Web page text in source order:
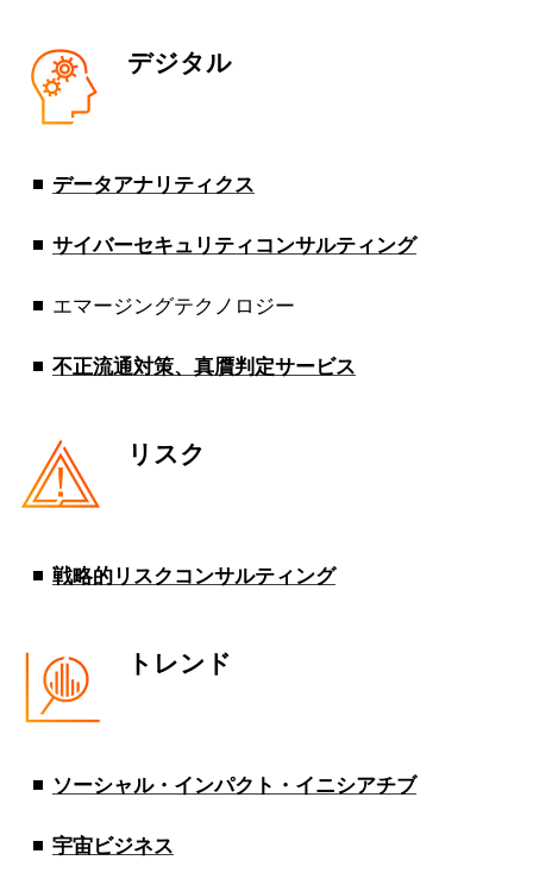
デジタル
データアナリティクス
サイバーセキュリティコンサルティング
エマージングテクノロジー
不正流通対策、真贋判定サービス
リスク
戦略的リスクコンサルティング
トレンド
ソーシャル・インパクト・イニシアチブ
宇宙ビジネス